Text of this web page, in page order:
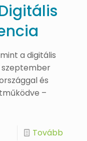
a digitális
szeptember
és
–
Tovább